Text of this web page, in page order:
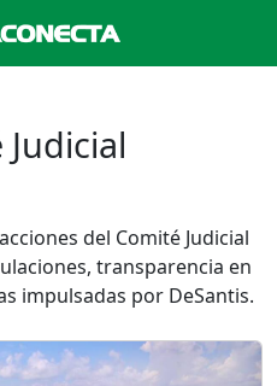
del Comité Judicial
transparencia en
impulsadas por DeSantis.